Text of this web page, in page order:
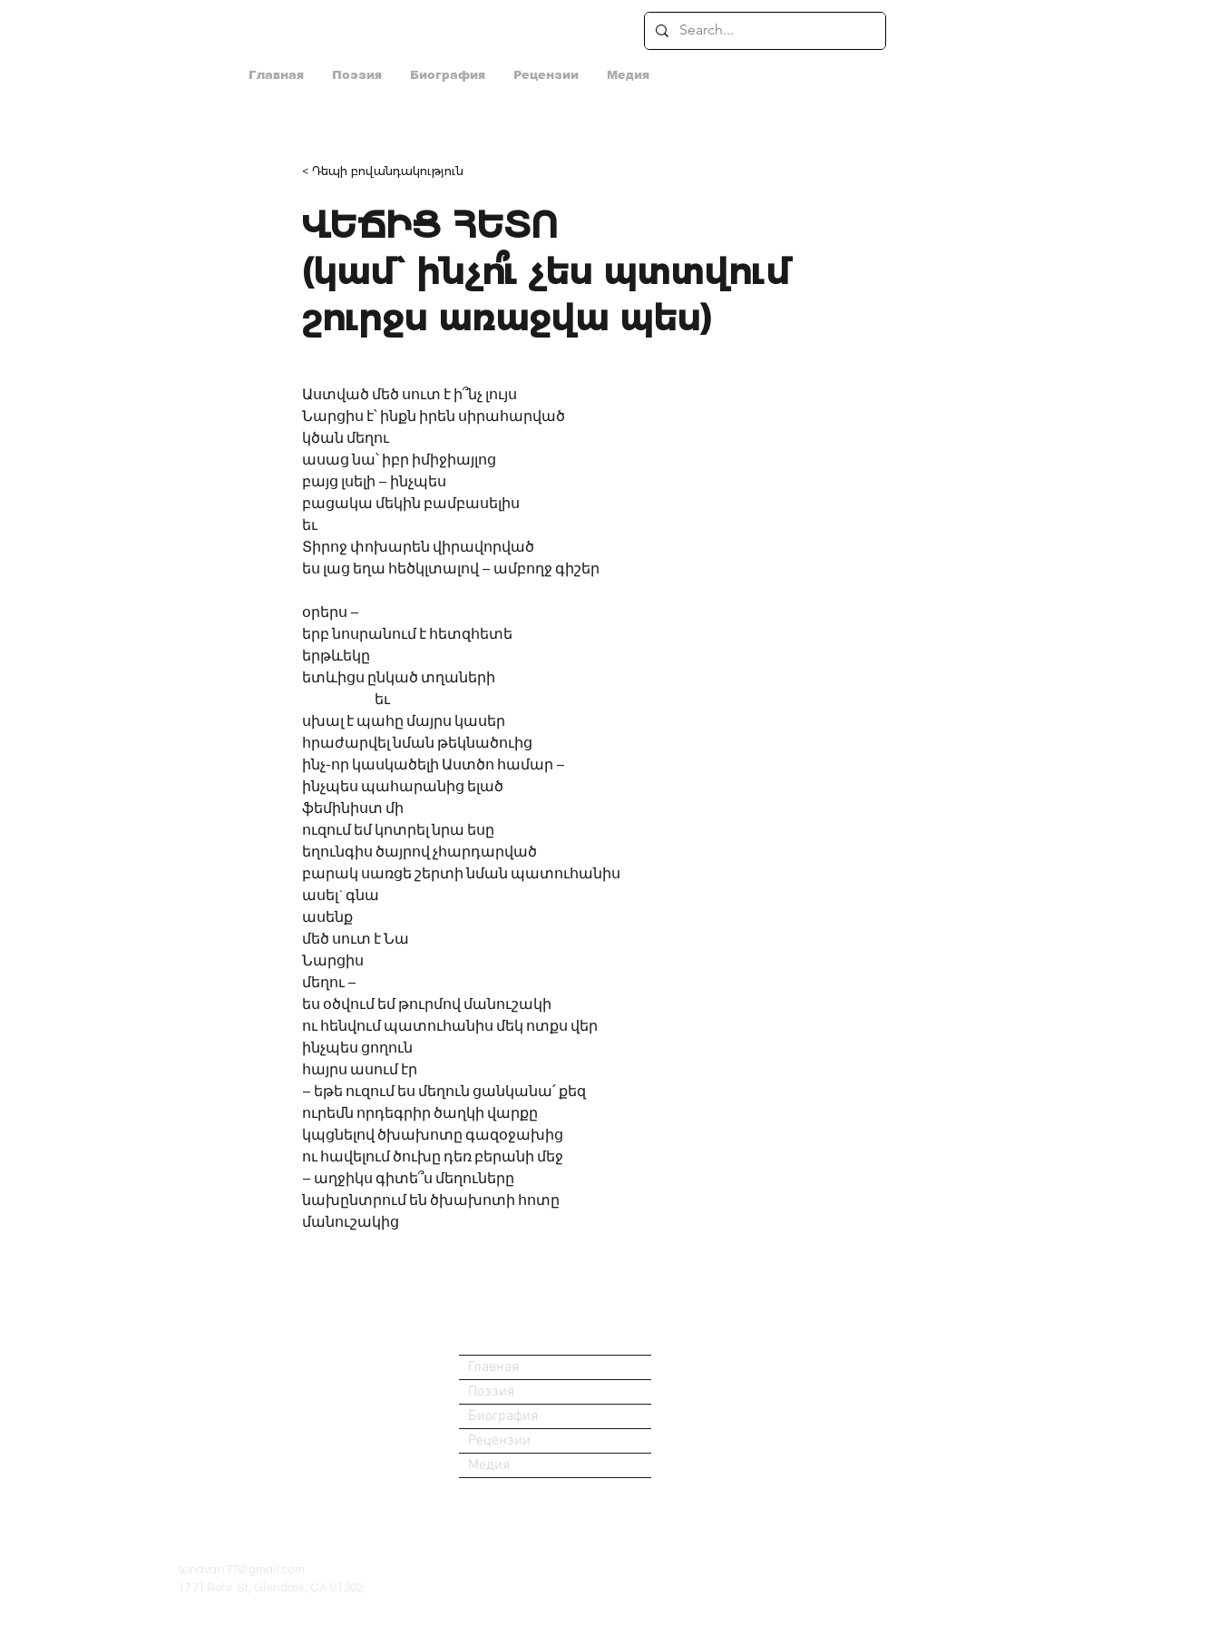
Главная Поэзия Биография Рецензии Медия
< Դեպի բովանդակություն
ՎԵՃԻՑ ՀԵՏՈ
(կամ` ինչո՞ւ չես պտտվում
շուրջս առաջվա պես)
Աստված մեծ սուտ է ի՞նչ լույս
Նարցիս է՝ ինքն իրեն սիրահարված
կծան մեղու
ասաց նա՝ իբր իմիջիայլոց
բայց լսելի – ինչպես
բացակա մեկին բամբասելիս
եւ
Տիրոջ փոխարեն վիրավորված
ես լաց եղա հեծկլտալով – ամբողջ գիշեր
օրերս –
երբ նոսրանում է հետզհետե
երթևեկը
ետևիցս ընկած տղաների
		եւ
սխալ է պահը մայրս կասեր
հրաժարվել նման թեկնածուից
ինչ-որ կասկածելի Աստծո համար –
ինչպես պահարանից ելած
ֆեմինիստ մի
ուզում եմ կոտրել նրա եսը
եղունգիս ծայրով չհարդարված
բարակ սառցե շերտի նման պատուհանիս
ասել` գնա
ասենք
մեծ սուտ է Նա
Նարցիս
մեղու –
ես օծվում եմ թուրմով մանուշակի
ու հենվում պատուհանիս մեկ ոտքս վեր
ինչպես ցողուն
հայրս ասում էր
– եթե ուզում ես մեղուն ցանկանա՛ քեզ
ուրեմն որդեգրիր ծաղկի վարքը
կպցնելով ծխախոտը գազօջախից
ու հավելում ծուխը դեռ բերանի մեջ
– աղջիկս գիտե՞ս մեղուները
նախընտրում են ծխախոտի հոտը
մանուշակից
Главная
Поэзия
Биография
Рецензии
Медия
sonavan77@gmail.com
1771 Rohr St, Glendale, CA 91202,